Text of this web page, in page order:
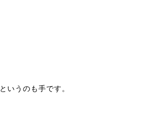
いうのも手です。